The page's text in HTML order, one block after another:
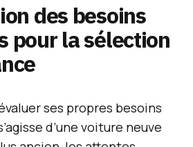
des besoins
pour lasélection
ses propres besoins
d’une voiture neuve